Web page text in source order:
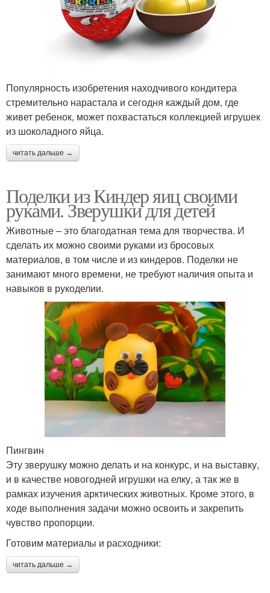
Популярность изобретения находчивого кондитера
стремительно нарастала и сегодня каждый дом, где
живет ребенок, может похвастаться коллекцией игрушек
из шоколадного яйца.
читать дальше →
Поделки из Киндер яиц своими
руками. Зверушки для детей
Животные – это благодатная тема для творчества. И
сделать их можно своими руками из бросовых
материалов, в том числе и из киндеров. Поделки не
занимают много времени, не требуют наличия опыта и
навыков в рукоделии.
Пингвин
Эту зверушку можно делать и на конкурс, и на выставку,
и в качестве новогодней игрушки на елку, а так же в
рамках изучения арктических животных. Кроме этого, в
ходе выполнения задачи можно освоить и закрепить
чувство пропорции.
Готовим материалы и расходники:
читать дальше →